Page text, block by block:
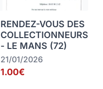
RENDEZ-VOUS DES
COLLECTIONNEURS
- LE MANS (72)
21/01/2026
1.00€